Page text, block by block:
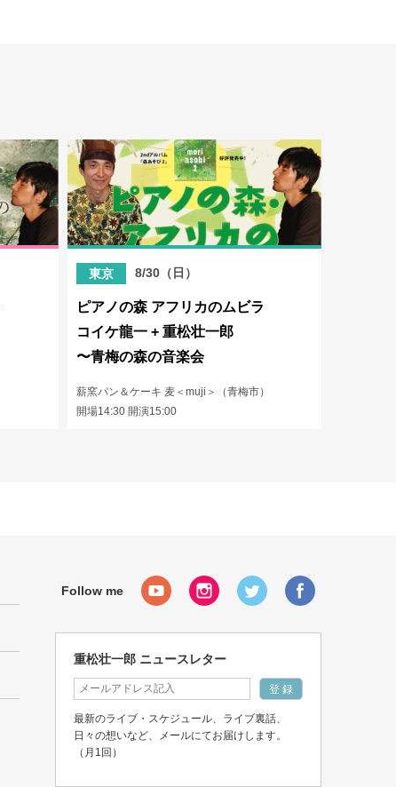
東京 8/30（日）
ピアノの森 アフリカのムビラ
コイケ龍一 + 重松壮一郎
〜青梅の森の音楽会
薪窯パン＆ケーキ 麦＜muji＞（青梅市）
開場14:30 開演15:00
重松壮一郎 ニュースレター
最新のライブ・スケジュール、ライブ裏話、
日々の想いなど、メールにてお届けします。
（月1回）